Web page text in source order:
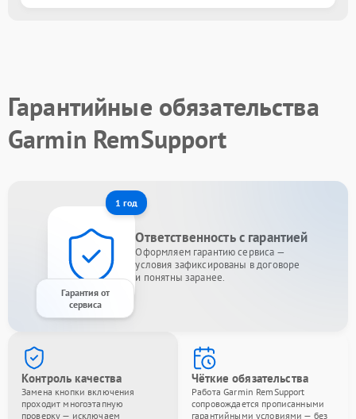
Гарантийные обязательства
Garmin RemSupport
1 год
Гарантия от
сервиса
Ответственность с гарантией
Оформляем гарантию сервиса —
условия зафиксированы в договоре
и понятны заранее.
Контроль качества
Замена кнопки включения
проходит многоэтапную
проверку — исключаем
Чёткие обязательства
Работа Garmin RemSupport
сопровождается прописанными
гарантийными условиями — без